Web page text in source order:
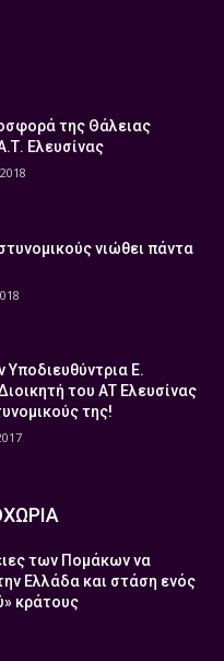
της Θάλειας
Ελευσίνας
νιώθει πάντα
Ε.
του ΑΤ Ελευσίνας
της!
των Πομάκων να
Ελλάδα και στάση ενός
κράτους